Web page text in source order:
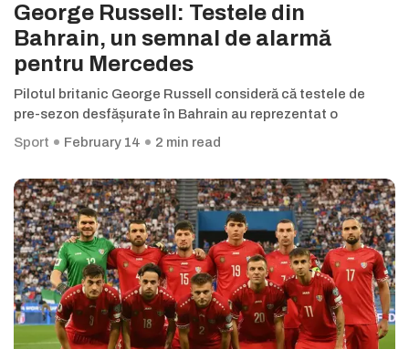
George Russell: Testele din
Bahrain, un semnal de alarmă
pentru Mercedes
Pilotul britanic George Russell consideră că testele de
pre-sezon desfășurate în Bahrain au reprezentat o
Sport
February 14 2 min read